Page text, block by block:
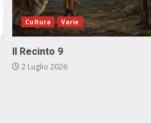
Cultura Varie
Il Recinto 9
2 Luglio 2026